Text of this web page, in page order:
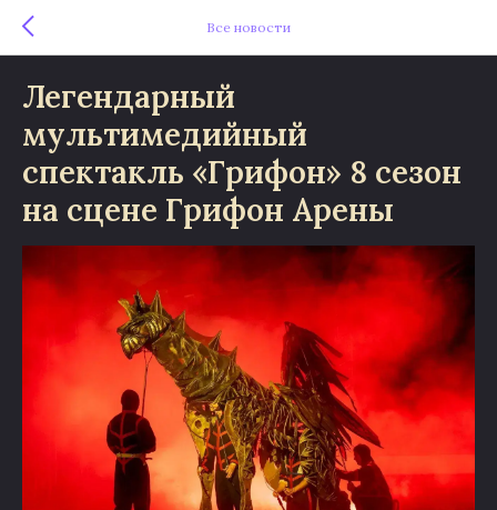
Все новости
Легендарный
мультимедийный
спектакль «Грифон» 8 сезон
на сцене Грифон Арены